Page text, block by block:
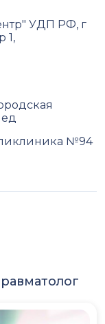
УДП РФ, г
1,
№94